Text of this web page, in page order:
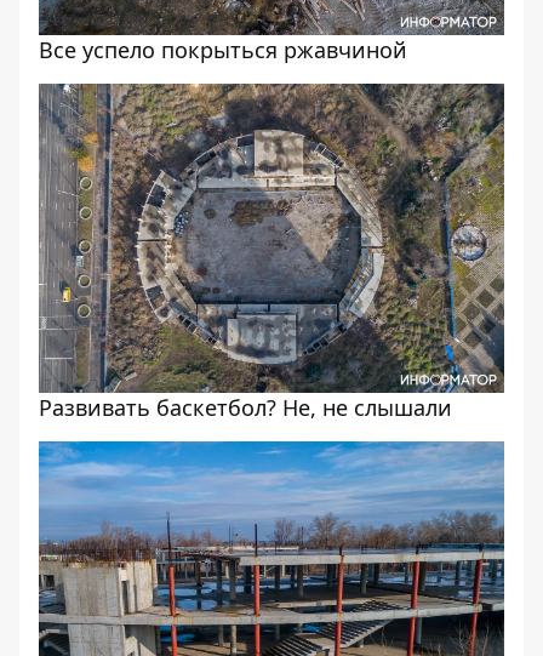
Все успело покрыться ржавчиной
Развивать баскетбол? Не, не слышали